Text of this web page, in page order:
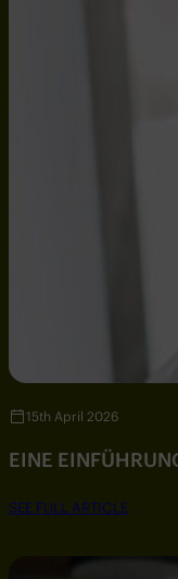
15th April 2026
EINE
SEE FULL ARTICLE